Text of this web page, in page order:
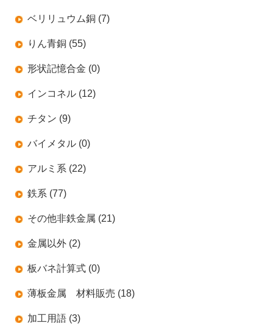
ベリリュウム銅 (7)
りん青銅 (55)
形状記憶合金 (0)
インコネル (12)
チタン (9)
バイメタル (0)
アルミ系 (22)
鉄系 (77)
その他非鉄金属 (21)
金属以外 (2)
板バネ計算式 (0)
薄板金属 材料販売 (18)
加工用語 (3)